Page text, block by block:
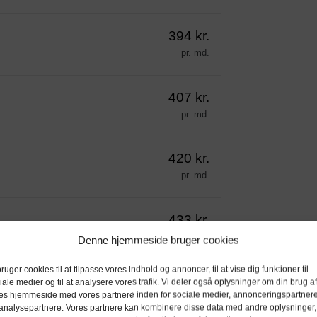
Denne hjemmeside bruger cookies
cookies til at tilpasse vores indhold og annoncer, til at vise dig funktioner til
medier og til at analysere vores trafik. Vi deler også oplysninger om din brug af
hjemmeside med vores partnere inden for sociale medier,
Vores partnere kan kombinere disse data med andre
394 kr.
pr. md.
407 kr.
pr. md.
420 kr.
pr. md.
433 kr.
pr. md.
446 kr.
pr. md.